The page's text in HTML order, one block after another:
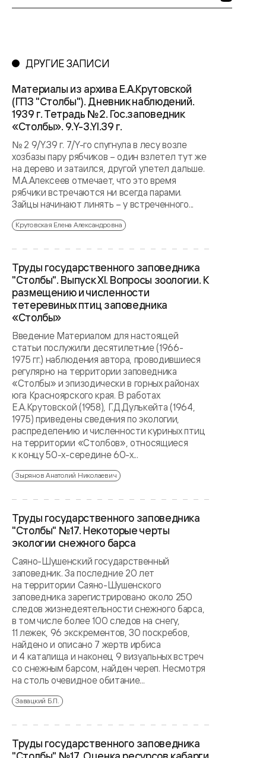
ДРУГИЕ ЗАПИСИ
Материалы из архива Е.А.Крутовской
(ГПЗ "Столбы"). Дневник наблюдений.
1939 г. Тетрадь №2. Гос.заповедник
«Столбы». 9.Y-3.YI.39 г.
№ 2 9/Y.39 г. 7/Y-го спугнула в лесу возле
хозбазы пару рябчиков – один взлетел тут же
на дерево и затаился, другой улетел дальше.
М.А.Алексеев отмечает, что это время
рябчики встречаются ни всегда парами.
Зайцы начинают линять – у встреченного...
Крутовская Елена Александровна
Труды государственного заповедника
"Столбы". Выпуск XI. Вопросы зоологии. К
размещению и численности
тетеревиных птиц заповедника
«Столбы»
Введение Материалом для настоящей
статьи послужили десятилетние (1966-
1975 гг.) наблюдения автора, проводившиеся
регулярно на территории заповедника
«Столбы» и эпизодически в горных районах
юга Красноярского края. В работах
Е.А.Крутовской (1958), Г.Д.Дулькейта (1964,
1975) приведены сведения по экологии,
распределению и численности куриных птиц
на территории «Столбов», относящиеся
к концу 50-х-середине 60-х...
Зырянов Анатолий Николаевич
Труды государственного заповедника
"Столбы" №17. Некоторые черты
экологии снежного барса
Саяно-Шушенский государственный
заповедник. За последние 20 лет
на территории Саяно-Шушенского
заповедника зарегистрировано около 250
следов жизнедеятельности снежного барса,
в том числе более 100 следов на снегу,
11 лежек, 96 экскрементов, 30 поскребов,
найдено и описано 7 жертв ирбиса
и 4 каталища и наконец 9 визуальных встреч
со снежным барсом, найден череп. Несмотря
на столь очевидное обитание...
Завацкий Б.П.
Труды государственного заповедника